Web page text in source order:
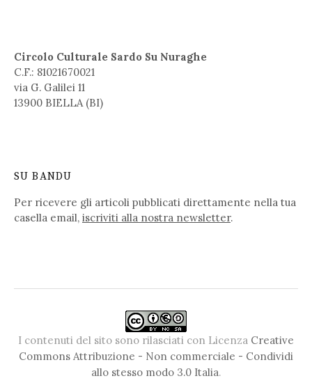
Circolo Culturale Sardo Su Nuraghe
C.F.: 81021670021
via G. Galilei 11
13900 BIELLA (BI)
SU BANDU
Per ricevere gli articoli pubblicati direttamente nella tua
casella email, iscriviti alla nostra newsletter.
I contenuti del sito sono rilasciati con Licenza Creative
Commons Attribuzione - Non commerciale - Condividi
allo stesso modo 3.0 Italia.